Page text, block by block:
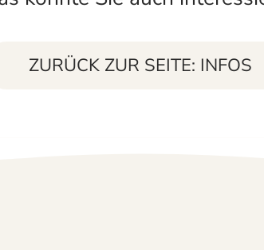
ZURÜCK ZUR SEITE: INFOS